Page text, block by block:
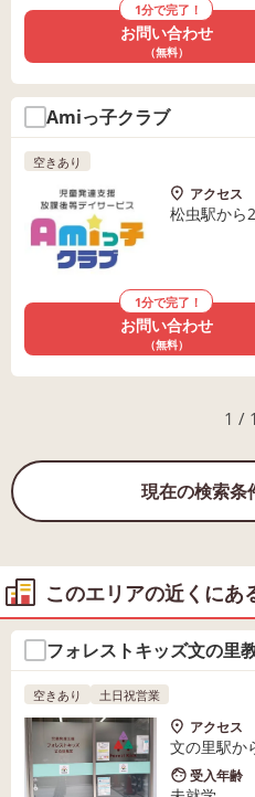
1分で完了！
お問い合わせ
（無料）
Amiっ子クラブ
空きあり
アクセス
松虫駅から
1分で完了！
お問い合わせ
（無料）
1 /
現在の検索条
このエリアの近くにあ
フォレストキッズ文の里
空きあり 土日祝営業
アクセス
文の里駅か
受入年齢